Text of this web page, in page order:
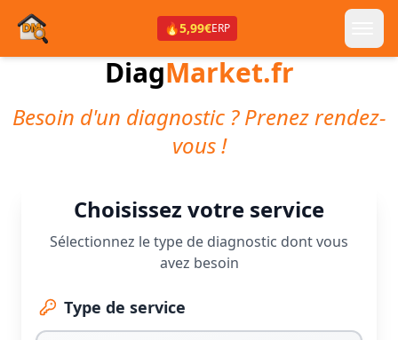
🔥5,99€ERP
DiagMarket.fr
Besoin d'un diagnostic ? Prenez rendez-
vous !
Choisissez votre service
Sélectionnez le type de diagnostic dont vous
avez besoin
Type de service